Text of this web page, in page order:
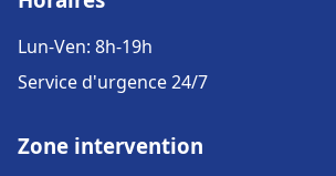
Lun-Ven: 8h-19h
Service d'urgence 24/7
Zone intervention